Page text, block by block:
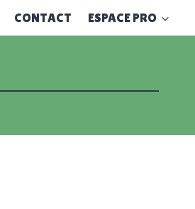
CONTACT ESPACE PRO